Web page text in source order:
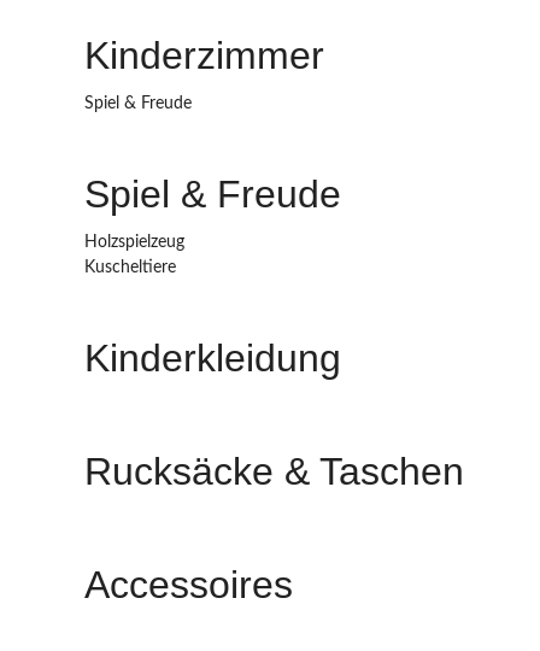
Kinderzimmer
Spiel & Freude
Spiel & Freude
Holzspielzeug
Kuscheltiere
Kinderkleidung
Rucksäcke & Taschen
Accessoires